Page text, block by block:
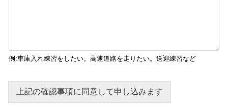
例:車庫入れ練習をしたい。高速道路を走りたい。送迎練習など
上記の確認事項に同意して申し込みます